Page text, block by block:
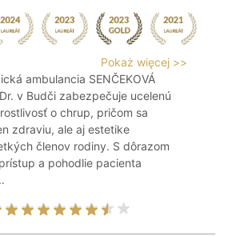
Pokaż więcej >>
ambulancia SENČEKOVÁ
v Budči zabezpečuje ucelenú
o chrup, pričom sa
zdraviu, ale aj estetike
členov rodiny. S dôrazom
a pohodlie pacienta